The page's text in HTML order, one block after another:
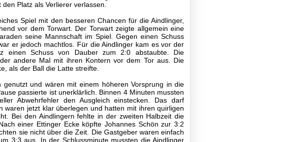
Platz als Verlierer verlassen.
Spiel mit den besseren Chancen für die Aindlinger,
vor dem Torwart. Der Torwart zeigte allgemein eine
seine Mannschaft im Spiel. Gegen einen Schuss
er jedoch machtlos. Für die Aindlinger kam es vor der
einen Schuss von Dauber zum 2:0 abstaubte. Die
andere Mal mit ihren Kontern vor dem Tor aus. Die
als der Ball die Latte streifte.
genutzt und wären mit einem höheren Vorsprung in die
passierte ist unerklärlich. Binnen 4 Minuten mussten
Abwehrfehler den Ausgleich einstecken. Das darf
waren jetzt klar überlegen und hatten mit ihren quirligen
Bei den Aindlingern fehlte in der zweiten Halbzeit die
einer Ettinger Ecke köpfte Johannes Schön zur 3:2
sie nicht über die Zeit. Die Gastgeber waren einfach
3:3 aus. In der Schlussminute mussten die Aindlinger